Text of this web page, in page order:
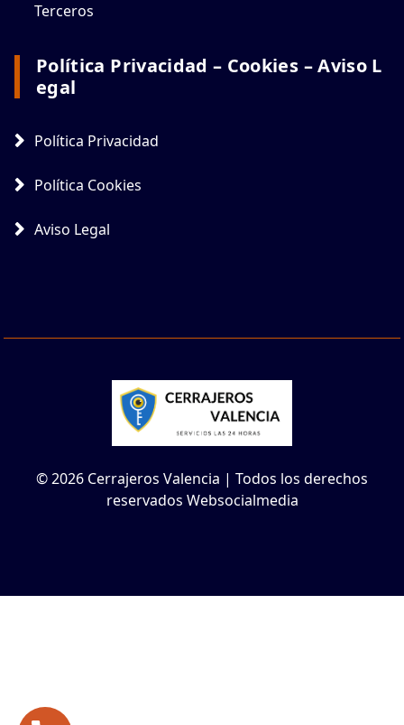
Terceros
Política Privacidad – Cookies – Aviso L
Egal
Política Privacidad
Política Cookies
Aviso Legal
© 2026 Cerrajeros Valencia | Todos los derechos
reservados Websocialmedia